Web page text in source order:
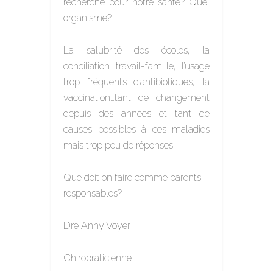
organisme?
La salubrité des écoles, la
conciliation travail-famille, l’usage
trop fréquents d’antibiotiques, la
vaccination…tant de changement
depuis des années et tant de
causes possibles à ces maladies
mais trop peu de réponses.
Que doit on faire comme parents
responsables?
Dre Anny Voyer
Chiropraticienne